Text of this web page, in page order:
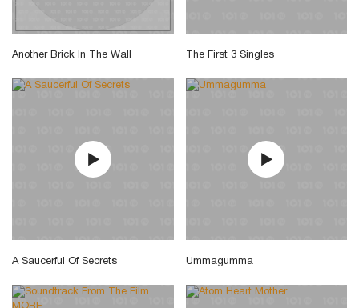
Another Brick In The Wall The First 3 Singles
A Saucerful Of Secrets Ummagumma